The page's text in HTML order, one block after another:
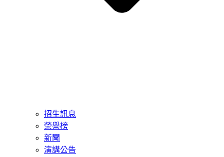
招生訊息
榮譽榜
新聞
演講公告